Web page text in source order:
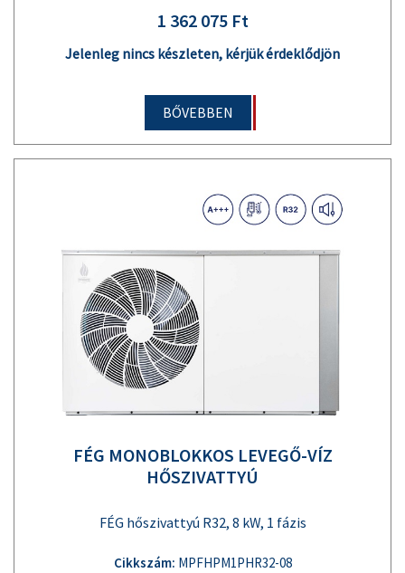
1 362 075 Ft
Jelenleg nincs készleten, kérjük érdeklődjön
BŐVEBBEN
FÉG MONOBLOKKOS LEVEGŐ-VÍZ
HŐSZIVATTYÚ
FÉG hőszivattyú R32, 8 kW, 1 fázis
Cikkszám: MPFHPM1PHR32-08